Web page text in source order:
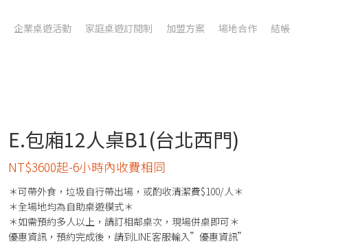
企業桌遊活動 家庭桌遊訂閱制 加盟方案 場地合作 結帳
E.包廂12人桌B1(台北西門)
NT$3600起-6小時內收費相同
＊可帶外食，垃圾自行帶出場，或酌收清潔費$100/人＊
＊全場地均為自助桌遊模式＊
＊如需預約多人以上，請訂相鄰桌次，現場併桌即可＊
優惠資訊，預約完成後，請到LINE客服輸入”優惠資訊”